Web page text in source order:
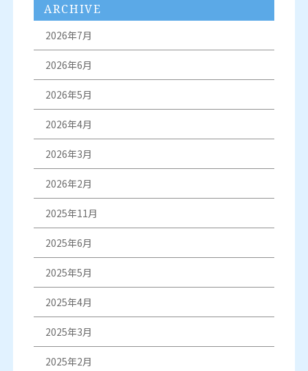
ARCHIVE
2026年7月
2026年6月
2026年5月
2026年4月
2026年3月
2026年2月
2025年11月
2025年6月
2025年5月
2025年4月
2025年3月
2025年2月